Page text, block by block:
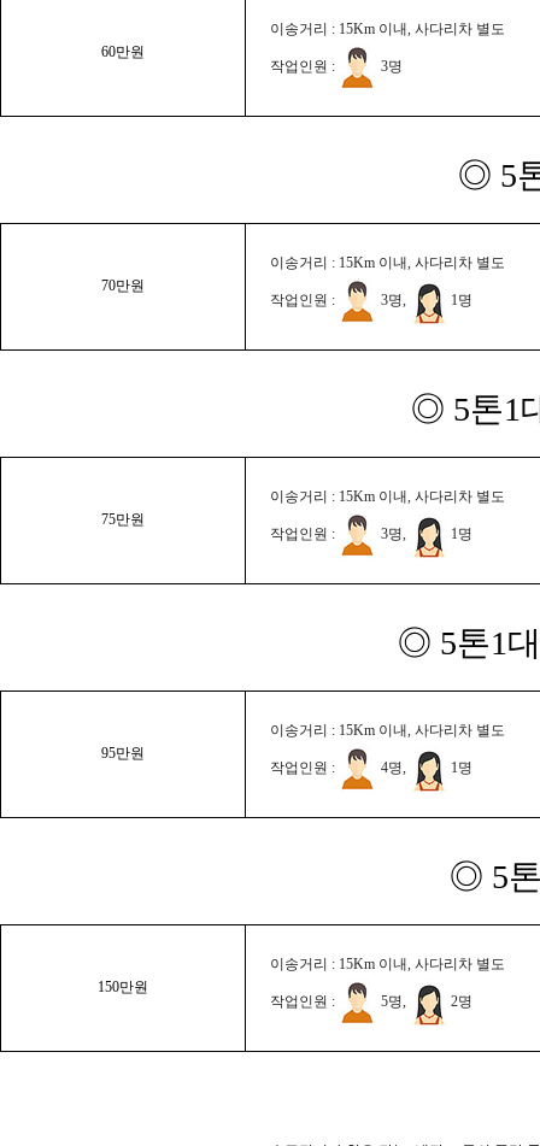
60만원
이송거리 : 15Km 이내, 사다리차 별도
작업인원 : 3명
◎ 5
70만원
이송거리 : 15Km 이내, 사다리차 별도
작업인원 : 3명, 1명
◎ 5톤1
75만원
이송거리 : 15Km 이내, 사다리차 별도
작업인원 : 3명, 1명
◎ 5톤1
95만원
이송거리 : 15Km 이내, 사다리차 별도
작업인원 : 4명, 1명
◎ 5
150만원
이송거리 : 15Km 이내, 사다리차 별도
작업인원 : 5명, 2명